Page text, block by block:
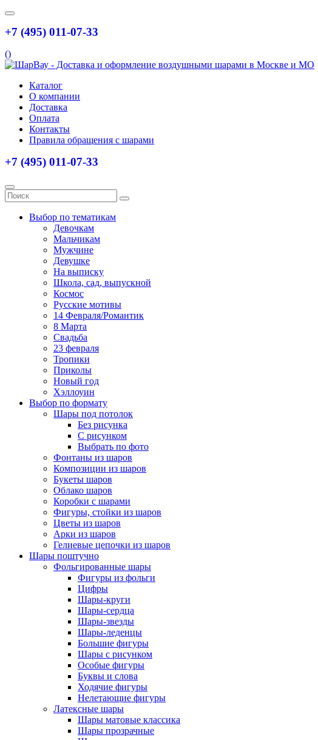
+7 (495) 011-07-33
()
Каталог
О компании
Доставка
Оплата
Контакты
Правила обращения с шарами
+7 (495) 011-07-33
Выбор по тематикам
Девочкам
Мальчикам
Мужчине
Девушке
На выписку
Школа, сад, выпускной
Космос
Русские мотивы
14 Февраля/Романтик
8 Марта
Свадьба
23 февраля
Тропики
Приколы
Новый год
Хэллоуин
Выбор по формату
Шары под потолок
Без рисунка
С рисунком
Выбрать по фото
Фонтаны из шаров
Композиции из шаров
Букеты шаров
Облако шаров
Коробки с шарами
Фигуры, стойки из шаров
Цветы из шаров
Арки из шаров
Гелиевые цепочки из шаров
Шары поштучно
Фольгированные шары
Фигуры из фольги
Цифры
Шары-круги
Шары-сердца
Шары-звезды
Шары-леденцы
Большие фигуры
Шары с рисунком
Особые фигуры
Буквы и слова
Ходячие фигуры
Нелетающие фигуры
Латексные шары
Шары матовые классика
Шары прозрачные